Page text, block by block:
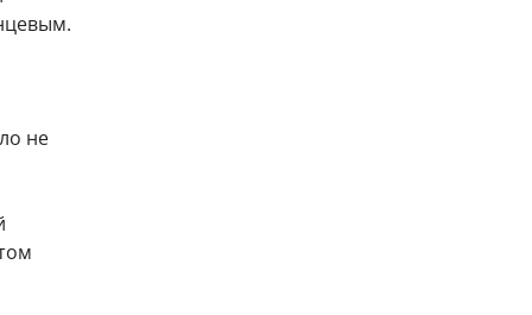
не